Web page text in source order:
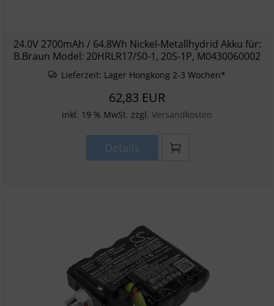
24.0V 2700mAh / 64.8Wh Nickel-Metallhydrid Akku für:
B.Braun Model: 20HRLR17/50-1, 20S-1P, M0430060002
Lieferzeit: Lager Hongkong 2-3 Wochen*
62,83 EUR
inkl. 19 % MwSt. zzgl. Versandkosten
Details